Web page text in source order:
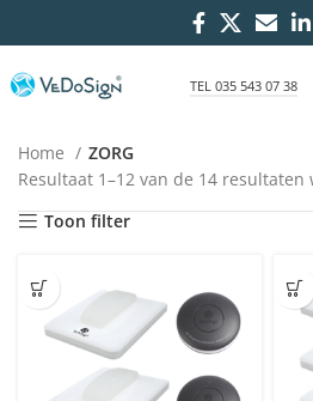
TEL 035 543 07 38
Home
ZORG
Resultaat 1–12 van de 14
Toon filter